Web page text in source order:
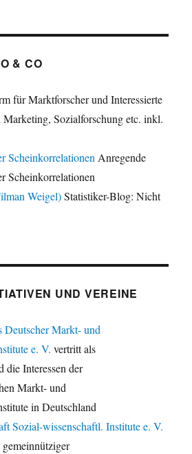
& CO
für Marktforscher und Interessierte
Marketing, Sozialforschung etc. inkl.
Scheinkorrelationen Anregende
Scheinkorrelationen
Weigel)Statistiker-Blog: Nicht
UND VEREINE
Markt- und
e. V. vertritt als
die Interessen der
Markt- und
in Deutschland
Sozial-wissenschaftl. Institute e. V.
gemeinnütziger